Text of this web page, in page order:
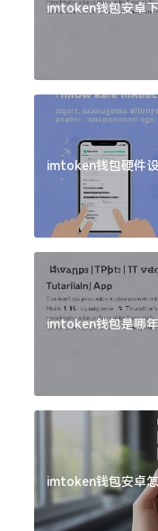
imtoken钱包安卓
imtoken钱包硬件
imtoken钱包是哪
imtoken钱包安卓